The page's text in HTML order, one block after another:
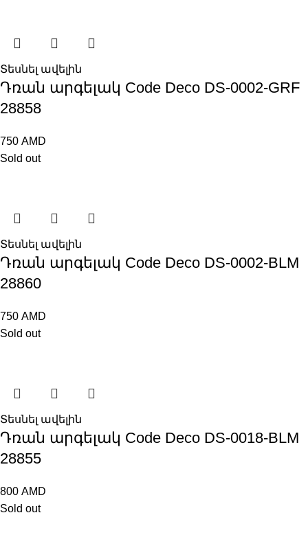
Տեսնել ավելին
Դռան արգելակ Code Deco DS-0002-GRF
28858
750 AMD
Sold out
Տեսնել ավելին
Դռան արգելակ Code Deco DS-0002-BLM
28860
750 AMD
Sold out
Տեսնել ավելին
Դռան արգելակ Code Deco DS-0018-BLM
28855
800 AMD
Sold out